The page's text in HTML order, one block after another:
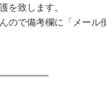
を致します。
ので備考欄に「メー